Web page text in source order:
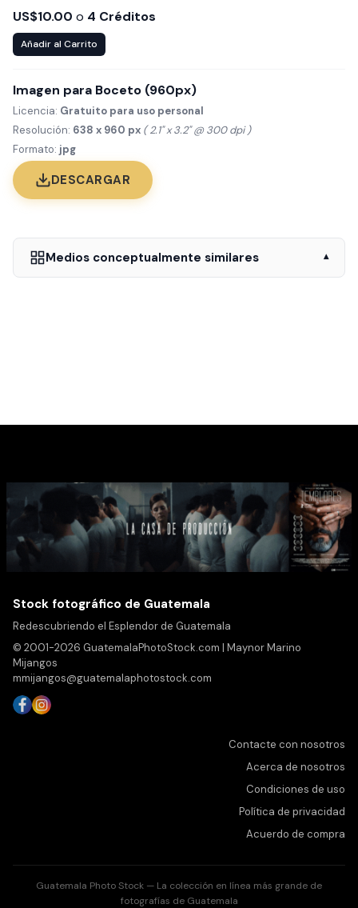
US$10.00 o 4 Créditos
Añadir al Carrito
Imagen para Boceto (960px)
Licencia: Gratuito para uso personal
Resolución: 638 x 960 px ( 2.1" x 3.2" @ 300 dpi )
Formato: jpg
DESCARGAR
Medios conceptualmente similares ▾
Stock fotográfico de Guatemala
Redescubriendo el Esplendor de Guatemala
© 2001-2026 GuatemalaPhotoStock.com | Maynor Marino
Mijangos
mmijangos@guatemalaphotostock.com
Contacte con nosotros
Acerca de nosotros
Condiciones de uso
Política de privacidad
Acuerdo de compra
Guatemala Photo Stock — La colección en línea más grande de
fotografías de Guatemala